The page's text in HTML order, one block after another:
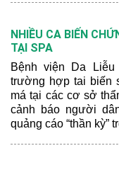
NHIỀU CA BIẾN
TẠI SPA
Bệnh viện Da Liễu
trường hợp tai biến
má tại các cơ sở
cảnh báo người
quảng cáo “thần kỳ”